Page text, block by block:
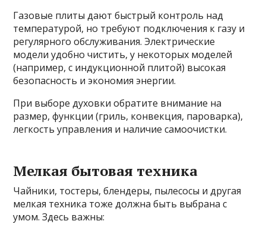
Газовые плиты дают быстрый контроль над
температурой, но требуют подключения к газу и
регулярного обслуживания. Электрические
модели удобно чистить, у некоторых моделей
(например, с индукционной плитой) высокая
безопасность и экономия энергии.
При выборе духовки обратите внимание на
размер, функции (гриль, конвекция, пароварка),
легкость управления и наличие самоочистки.
Мелкая бытовая техника
Чайники, тостеры, блендеры, пылесосы и другая
мелкая техника тоже должна быть выбрана с
умом. Здесь важны: